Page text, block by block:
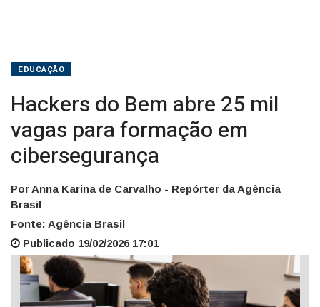
EDUCAÇÃO
Hackers do Bem abre 25 mil
vagas para formação em
cibersegurança
Por Anna Karina de Carvalho - Repórter da Agência
Brasil
Fonte: Agência Brasil
Publicado 19/02/2026 17:01